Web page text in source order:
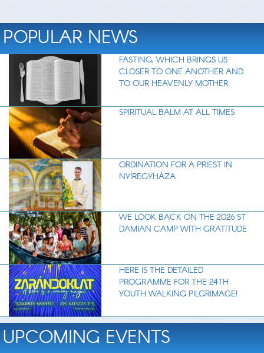
POPULAR NEWS
FASTING, WHICH BRINGS US
CLOSER TO ONE ANOTHER AND
TO OUR HEAVENLY MOTHER
SPIRITUAL BALM AT ALL TIMES
ORDINATION FOR A PRIEST IN
NYÍREGYHÁZA
WE LOOK BACK ON THE 2026 ST
DAMIAN CAMP WITH GRATITUDE
HERE IS THE DETAILED
PROGRAMME FOR THE 24TH
YOUTH WALKING PILGRIMAGE!
UPCOMING EVENTS